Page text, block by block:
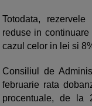
Totodata,
reduse in
cazul celor in lei si
Consiliul de
februarie rata
procentuale, de la